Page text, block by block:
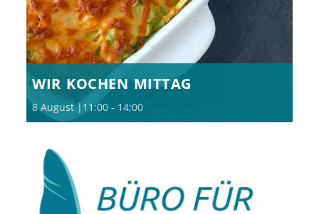
WIR KOCHEN MITTAG
8 August |11:00 - 14:00